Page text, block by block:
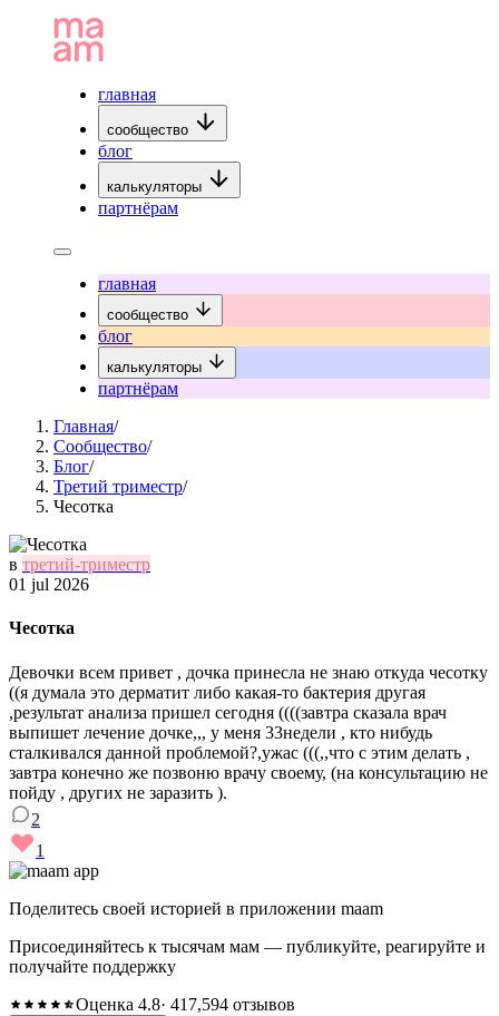
главная
сообщество
блог
калькуляторы
партнёрам
главная
сообщество
блог
калькуляторы
партнёрам
Главная/
Сообщество/
Блог/
Третий триместр/
Чесотка
в третий-триместр
01 jul 2026
Чесотка
Девочки всем привет , дочка принесла не знаю откуда чесотку
((я думала это дерматит либо какая-то бактерия другая
,результат анализа пришел сегодня ((((завтра сказала врач
выпишет лечение дочке,,, у меня 33недели , кто нибудь
сталкивался данной проблемой?,ужас (((,,что с этим делать ,
завтра конечно же позвоню врачу своему, (на консультацию не
пойду , других не заразить ).
2
1
Поделитесь своей историей в приложении maam
Присоединяйтесь к тысячам мам — публикуйте, реагируйте и
получайте поддержку
Оценка 4.8· 417,594 отзывов